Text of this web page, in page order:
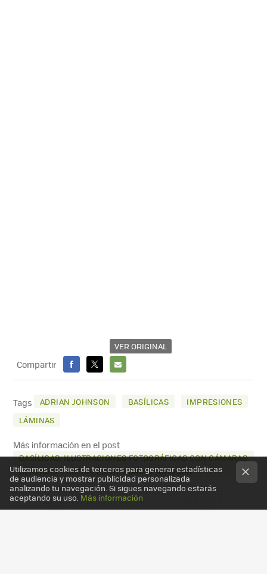
VER ORIGINAL
Compartir
FACEBOOK
X
E-
MAIL
Tags ADRIAN JOHNSON BASÍLICAS
IMPRESIONES
LÁMINAS
Más información en el post
BASÍLICAS: ILUSTRACIONES FOTOGRÁFICAS CON CÁMARAS
CLÁSICAS Y ACTUALES, DE ADRIAN JOHNSON
Utilizamos cookies de terceros para generar estadísticas
de audiencia y mostrar publicidad personalizada
analizando tu navegación. Si sigues navegando estarás
aceptando su uso. Más información